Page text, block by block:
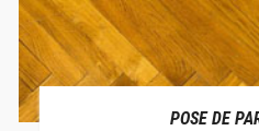
POSE DE